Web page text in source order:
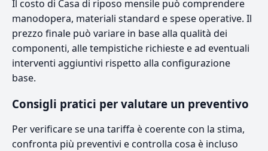
Il costo di Casa di riposo mensile può comprendere
manodopera, materiali standard e spese operative. Il
prezzo finale può variare in base alla qualità dei
componenti, alle tempistiche richieste e ad eventuali
interventi aggiuntivi rispetto alla configurazione
base.
Consigli pratici per valutare un preventivo
Per verificare se una tariffa è coerente con la stima,
confronta più preventivi e controlla cosa è incluso